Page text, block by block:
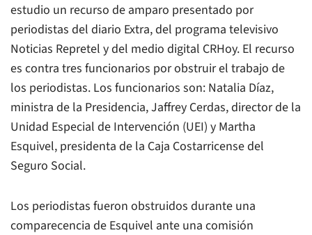
estudio un recurso de amparo presentado por
periodistas del diario Extra, del programa televisivo
Noticias Repretel y del medio digital CRHoy. El recurso
es contra tres funcionarios por obstruir el trabajo de
los periodistas. Los funcionarios son: Natalia Díaz,
ministra de la Presidencia, Jaffrey Cerdas, director de la
Unidad Especial de Intervención (UEI) y Martha
Esquivel, presidenta de la Caja Costarricense del
Seguro Social.
Los periodistas fueron obstruidos durante una
comparecencia de Esquivel ante una comisión